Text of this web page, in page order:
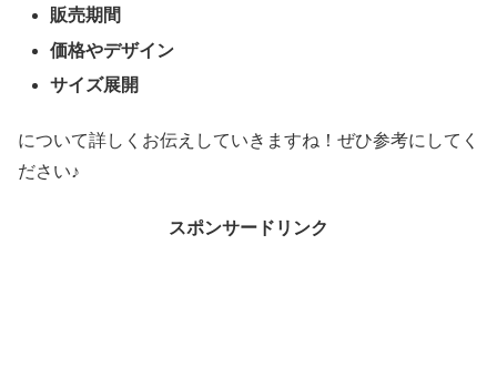
販売期間
価格やデザイン
サイズ展開
について詳しくお伝えしていきますね！ぜひ参考にしてく
ださい♪
スポンサードリンク